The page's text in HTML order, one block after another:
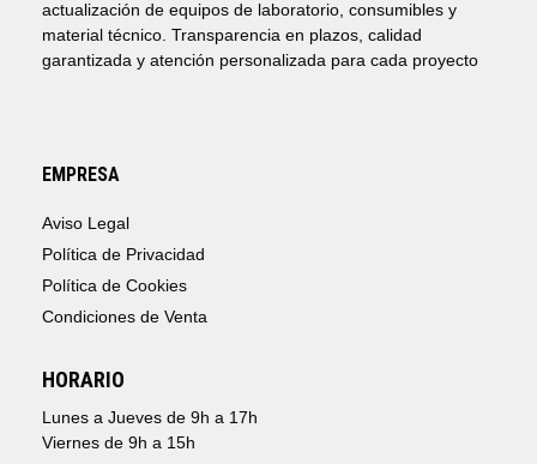
actualización de equipos de laboratorio, consumibles y
material técnico. Transparencia en plazos, calidad
garantizada y atención personalizada para cada proyecto
EMPRESA
Aviso Legal
Política de Privacidad
Política de Cookies
Condiciones de Venta
HORARIO
Lunes a Jueves de 9h a 17h
Viernes de 9h a 15h